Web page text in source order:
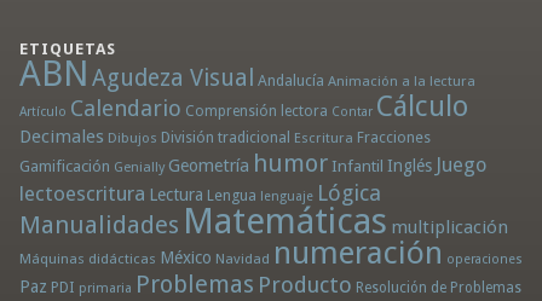
ETIQUETAS
ABN Agudeza Visual Andalucía Animación a la lectura
Artículo Calendario Comprensión lectora Contar Cálculo
Decimales Dibujos División tradicional Escritura Fracciones
Gamificación Genially Geometría humor Infantil Inglés Juego
lectoescritura Lectura Lengua lenguaje Lógica
Manualidades Matemáticas multiplicación
Máquinas didácticas México Navidad numeración operaciones
Paz PDI primaria Problemas Producto Resolución de Problemas